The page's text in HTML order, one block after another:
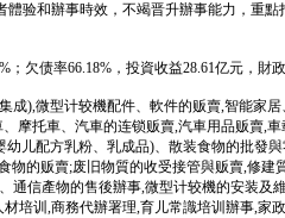
验和辦事時效，不竭晋升辦事能力，重點
欠债率66.18%，投資收益28.61亿元，財政
),微型计较機配件、軟件的贩賣,智能家
摩托車、汽車的连锁贩賣,汽車用品贩賣,
儿配方乳粉、乳成品)、散装食物的批發
的贩賣;废旧物質的收受接管與贩賣,修建
信產物的售後辦事,微型计较機的安装及
培训,商務代辦署理,育儿常識培训辦事,家